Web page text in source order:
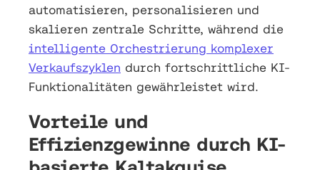
automatisieren, personalisieren und
skalieren zentrale Schritte, während die
intelligente Orchestrierung komplexer
Verkaufszyklen durch fortschrittliche KI-
Funktionalitäten gewährleistet wird.
Vorteile und
Effizienzgewinne durch KI-